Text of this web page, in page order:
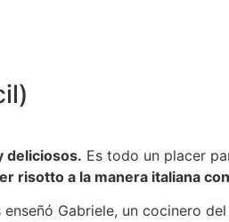
deliciosos. Es todo un placer
risotto a la manera italiana
Gabriele, un cocinero